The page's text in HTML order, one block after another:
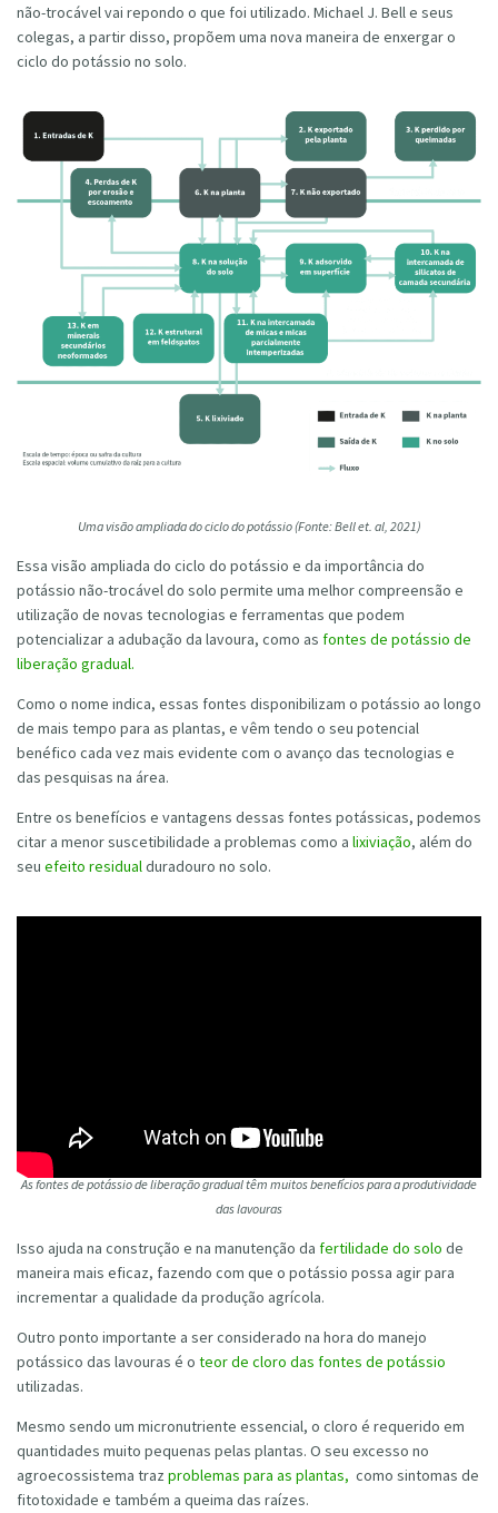
não-trocável vai repondo o que foi utilizado. Michael J. Bell e seus
colegas, a partir disso, propõem uma nova maneira de enxergar o
ciclo do potássio no solo.
Uma visão ampliada do ciclo do potássio (Fonte: Bell et. al, 2021)
Essa visão ampliada do ciclo do potássio e da importância do
potássio não-trocável do solo permite uma melhor compreensão e
utilização de novas tecnologias e ferramentas que podem
potencializar a adubação da lavoura, como as fontes de potássio de
liberação gradual.
Como o nome indica, essas fontes disponibilizam o potássio ao longo
de mais tempo para as plantas, e vêm tendo o seu potencial
benéfico cada vez mais evidente com o avanço das tecnologias e
das pesquisas na área.
Entre os benefícios e vantagens dessas fontes potássicas, podemos
citar a menor suscetibilidade a problemas como a lixiviação, além do
seu efeito residualduradouro no solo.
As fontes de potássio de liberação gradual têm muitos benefícios para a produtividade
das lavouras
Isso ajuda na construção e na manutenção da fertilidade do solo de
maneira mais eficaz, fazendo com que o potássio possa agir para
incrementar a qualidade da produção agrícola.
Outro ponto importante a ser considerado na hora do manejo
potássico das lavouras é o teor de cloro das fontes de potássio
utilizadas.
Mesmo sendo um micronutriente essencial, o cloro é requerido em
quantidades muito pequenas pelas plantas. O seu excesso no
agroecossistema traz problemas para as plantas, como sintomas de
fitotoxidade e também a queima das raízes.